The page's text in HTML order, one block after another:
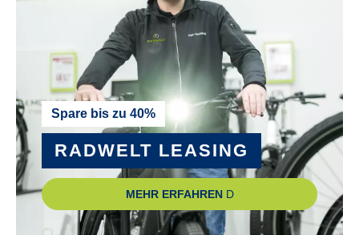
Spare bis zu 40%
RADWELT LEASING
MEHR ERFAHREN